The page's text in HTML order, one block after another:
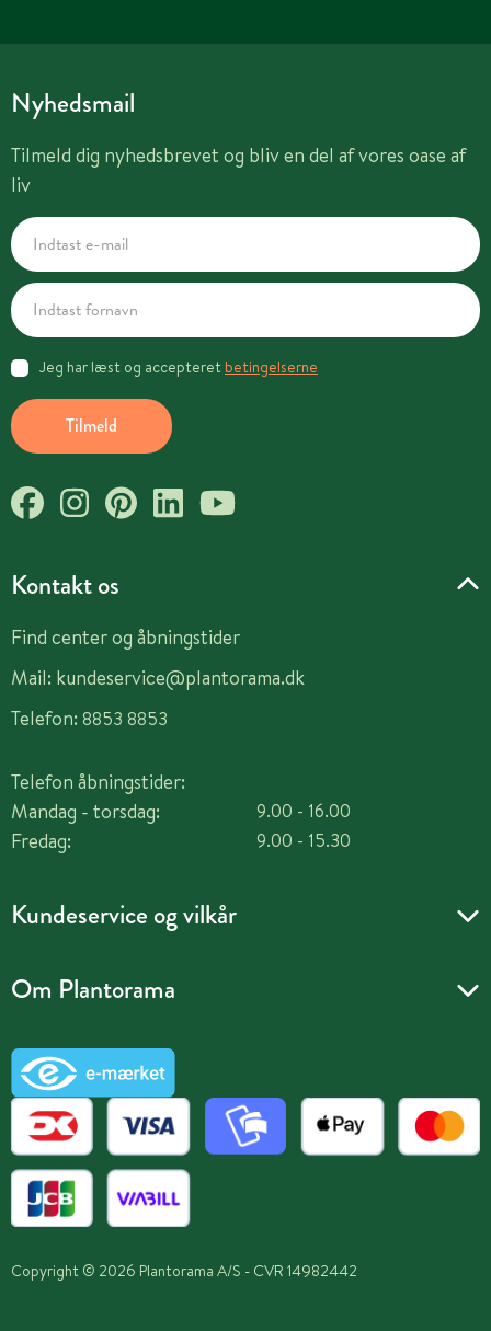
Kontakt os
Find center og åbningstider
Mail: kundeservice@plantorama.dk
Telefon: 8853 8853
Telefon åbningstider:
Mandag - torsdag:
Fredag:
9.00 - 16.00
9.00 - 15.30
Kundeservice og vilkår
Om Plantorama
Nyhedsmail
Tilmeld dig nyhedsbrevet og bliv en del af vores oase af
liv
Tilmeld
Jeg har læst og accepteret betingelserne
Copyright © 2026 Plantorama A/S - CVR 14982442